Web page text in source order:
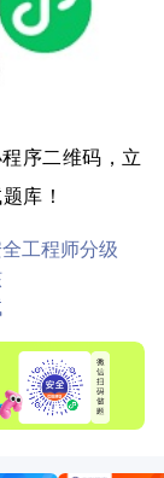
程序二维码，立
库！
工程师分级